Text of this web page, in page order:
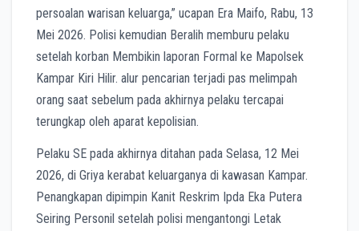
persoalan warisan keluarga,” ucapan Era Maifo, Rabu, 13
Mei 2026. Polisi kemudian Beralih memburu pelaku
setelah korban Membikin laporan Formal ke Mapolsek
Kampar Kiri Hilir. alur pencarian terjadi pas melimpah
orang saat sebelum pada akhirnya pelaku tercapai
terungkap oleh aparat kepolisian.
Pelaku SE pada akhirnya ditahan pada Selasa, 12 Mei
2026, di Griya kerabat keluarganya di kawasan Kampar.
Penangkapan dipimpin Kanit Reskrim Ipda Eka Putera
Seiring Personil setelah polisi mengantongi Letak